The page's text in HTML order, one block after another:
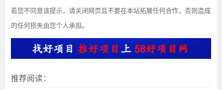
若您不同意该提示，请关闭网页且不要在本站拓展任何合作，否则造成
的任何损失由您个人承担。
推荐阅读：